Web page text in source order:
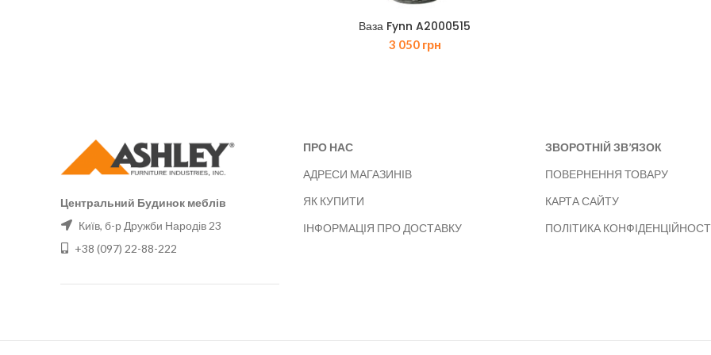
Ваза Fynn A2000515
3 050 грн
Центральний Будинок меблів
Київ, б-р Дружби Народів 23
+38 (097) 22-88-222
ПРО НАС
АДРЕСИ МАГАЗИНІВ
ЯК КУПИТИ
ІНФОРМАЦІЯ ПРО ДОСТАВКУ
ЗВОРОТНІЙ ЗВ’ЯЗОК
ПОВЕРНЕННЯ ТОВАРУ
КАРТА САЙТУ
ПОЛІТИКА